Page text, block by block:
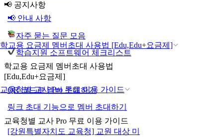
학교용 요금제 멤버초대 사용법 [Edu,Edu+요금제]
교육청별 교사 Pro 무료 이용 가이드
📢 공지사항
📢 안내 사항
자주 묻는 질문 모음
학습지원 소프트웨어 체크리스트
학교용 요금제 멤버초대 사용법
[Edu,Edu+요금제]
QR 코드로 멤버 초대하기
링크 초대 기능으로 멤버 초대하기
교육청별 교사 Pro 무료 이용 가이드
[강원특별자치도 교육청] 교원 대상 미